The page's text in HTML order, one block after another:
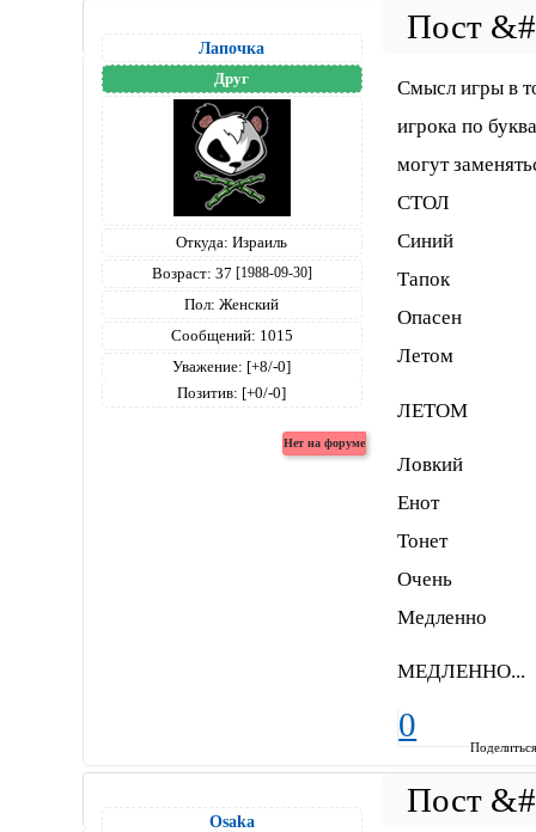
Лапочка
Друг
Откуда: Израиль
Возраст: 37 [1988-09-30]
Пол: Женский
Сообщений: 1015
Уважение: [+8/-0]
Позитив: [+0/-0]
Смысл игры в
игрока по
могут
СТОЛ
Синий
Тапок
Опасен
Летом
ЛЕТОМ
Ловкий
Енот
Тонет
Очень
Медленно
МЕДЛЕННО...
0
Osaka